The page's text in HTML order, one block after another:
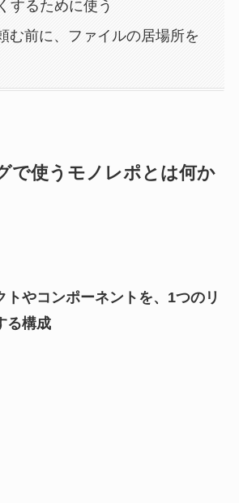
するために使う
む前に、ファイルの居場所を
で使うモノレポとは何か
トやコンポーネントを、1つのリ
る構成